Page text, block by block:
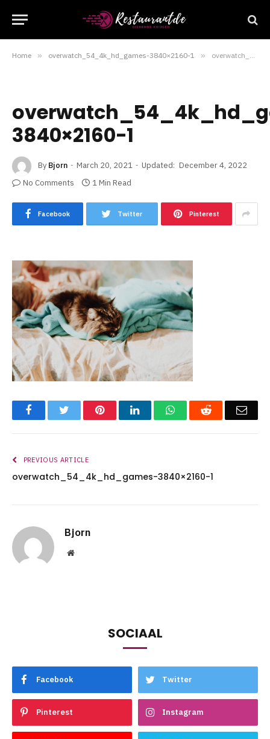
Home » overwatch_54_4k_hd_games-3840×2160-1 » overwatch_54_4k_hd_games-3840×2160-1
3840×2160-1
By Bjorn March 20, 2021 Updated: December 4, 2022
No Comments
1 Min Read
Facebook Twitter Pinterest
FacebookTwitter PinterestLinkedInWhatsAppReddit
PREVIOUS ARTICLE
overwatch_54_4k_hd_games-3840×2160-1
Bjorn
Website
SOCIAAL
Facebook Twitter
Pinterest Instagram